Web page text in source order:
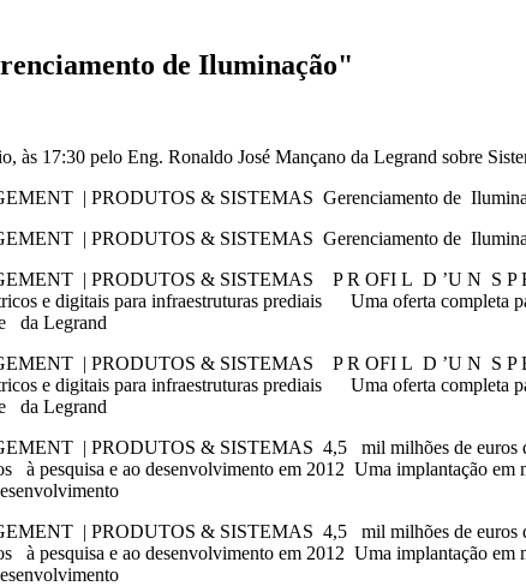
de Iluminação"
às 17:30 pelo Eng. Ronaldo José Mançano da Legrand sobre
| PRODUTOS & SISTEMAS Gerenciamento de
| PRODUTOS & SISTEMAS Gerenciamento de
| PRODUTOS & SISTEMAS P R OFI L D ’U N S
e digitais para infraestruturas prediais Uma oferta completa
da Legrand
| PRODUTOS & SISTEMAS P R OFI L D ’U N S
e digitais para infraestruturas prediais Uma oferta completa
da Legrand
| PRODUTOS & SISTEMAS 4,5 mil milhões de euros
à pesquisa e ao desenvolvimento em 2012 Uma implantação
| PRODUTOS & SISTEMAS 4,5 mil milhões de euros
à pesquisa e ao desenvolvimento em 2012 Uma implantação